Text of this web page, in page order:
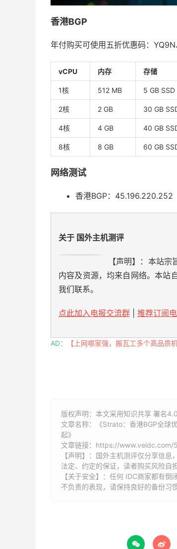
香港BGP
年付购买可使用五折优惠码：
vCPU 内存 存储
1核 512 MB 5 GB SSD
2核 2 GB 30 GB
4核 4 GB 40 GB
8核 8 GB 60 GB
网络测试
香港BGP：45.196.220.252
关于 国外主机测评
【声明】：本站
内容及资源，均来自网络。本站
我们联系。
点此加入电报交流群 推荐订阅
AD： 【上网哪家强，搬瓦工多个高品质
版权声明：本文采用知识共享 署名
文章名称：《Strato：香港BGP全球
起》
文章链接： https://www.veidc.com/
【声明】：国外主机测评仅分享信
法定、约定的保证，读者购买风险自
【关于安全】：任何 IDC商家都有
不负责的表现，请保持良好的备份习惯
 